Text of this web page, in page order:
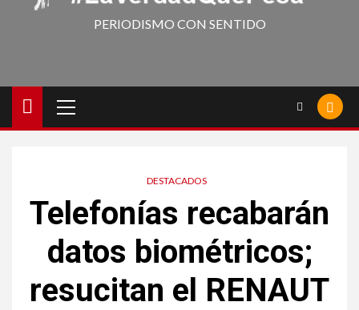
PERIODISMO CON SENTIDO
DESTACADOS
Telefonías recabarán
datos biométricos;
resucitan el RENAUT